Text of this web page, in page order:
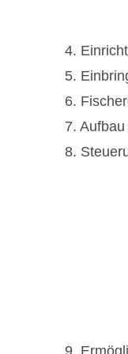
4.
5.
6.
7.
8.
9.